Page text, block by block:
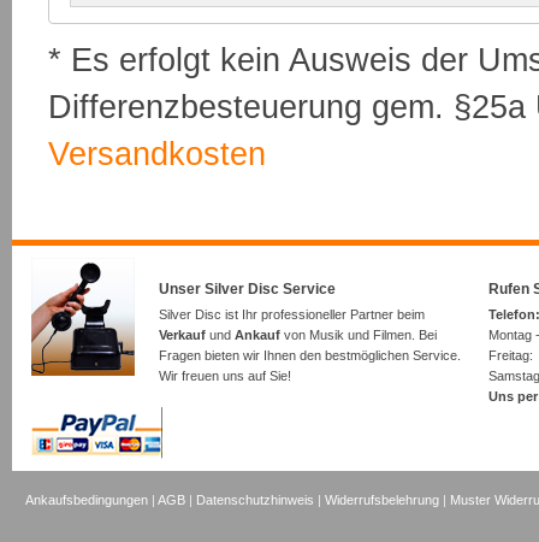
* Es erfolgt kein Ausweis der
Differenzbesteuerung gem.
Versandkosten
Unser Silver Disc Service
Silver Disc ist Ihr professioneller Partner beim
Verkauf und Ankauf von Musik und Filmen. Bei
Fragen bieten wir Ihnen den bestmöglichen Service.
Wir freuen uns auf Sie!
Rufen
Montag
Uns
Ankaufsbedingungen |AGB | Datenschutzhinweis |Widerrufsbelehrung | Muster